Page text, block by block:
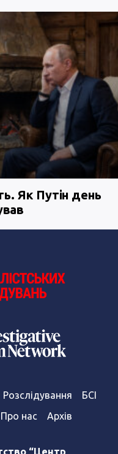
Як Путін день
Розслідування
БСІ
Про нас Архів